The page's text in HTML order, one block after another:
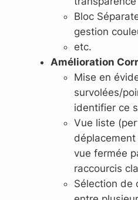
Bloc
gestion
etc.
Amélioration
Mise en
survolées/
identifier ce
Vue liste
vue fermée
raccourcis
Sélection de